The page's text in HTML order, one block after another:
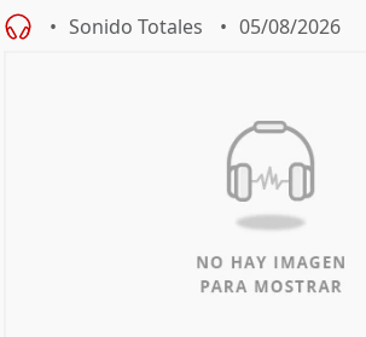
Sonido Totales 05/08/2026